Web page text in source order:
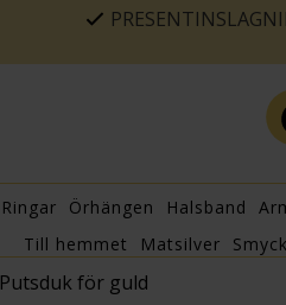
Ringar Örhängen Halsband
Till hemmet
Matsilver
Putsduk för guld